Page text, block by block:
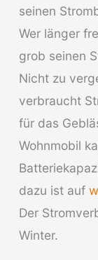
seinen
Wer länger
grob seinen
Nicht zu
verbraucht
für das
Wohnmobil
dazu ist auf
Der
Winter.